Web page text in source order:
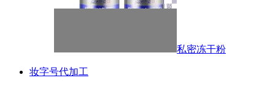
私密冻干粉
妆字号代加工